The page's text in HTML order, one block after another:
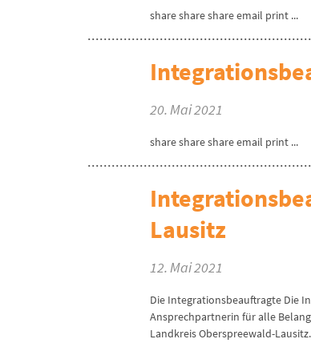
share share share email print ...
20. Mai 2021
share share share email print ...
Lausitz
12. Mai 2021
Die Integrationsbeauftragte Die
Ansprechpartnerin für alle
Landkreis Oberspreewald-